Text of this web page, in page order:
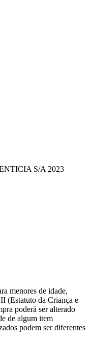
S/A 2023
menores de idade,
(Estatuto da Criança e
poderá ser alterado
de algum item
podem ser diferentes